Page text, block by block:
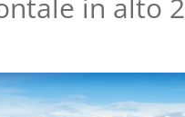
in alto 2